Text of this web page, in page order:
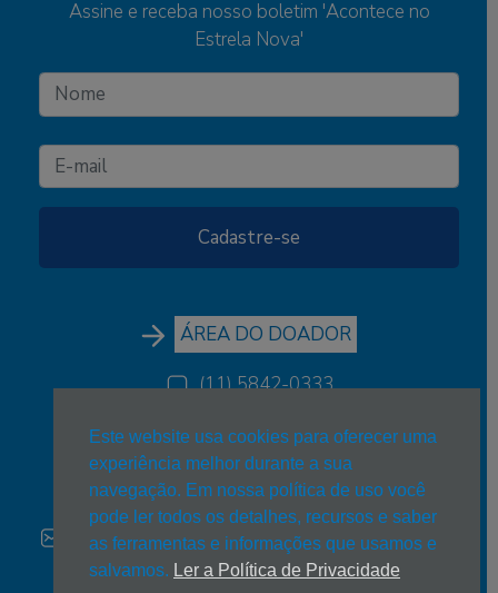
Assine e receba nosso boletim 'Acontece no
Estrela Nova'
ÁREA DO DOADOR
(11) 5842-0333
(11) 5842-0333
estrelanova@estrelanova.org.br
Trabalhe conosco:estrelanova@estrelanova.org.br
Rua João Bernardo Vieira, 267 - Jardim Paris - CEP
Este website usa cookies para oferecer uma
experiência melhor durante a sua
navegação. Em nossa política de uso você
pode ler todos os detalhes, recursos e saber
as ferramentas e informações que usamos e
salvamos. Ler a Política de Privacidade